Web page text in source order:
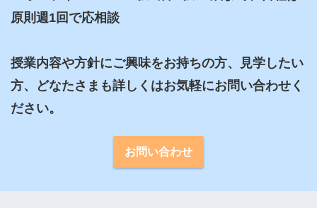
原則週1回で応相談
授業内容や方針にご興味をお持ちの方、見学したい
方、どなたさまも詳しくはお気軽にお問い合わせく
ださい。
お問い合わせ